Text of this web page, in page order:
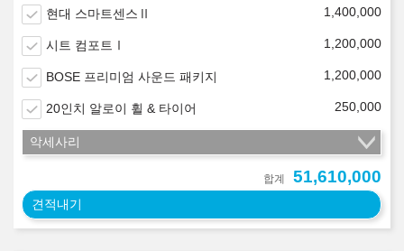
현대 스마트센스Ⅱ 1,400,000
시트 컴포트Ⅰ 1,200,000
BOSE 프리미엄 사운드 패키지 1,200,000
20인치 알로이 휠 & 타이어 250,000
악세사리
합계 51,610,000
견적내기